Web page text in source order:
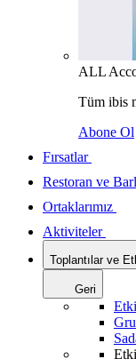
ALL
Tüm ibis
Abone Ol
Fırsatlar
Restoran ve
Ortaklarımız
Aktiviteler
Toplantılar ve
Geri